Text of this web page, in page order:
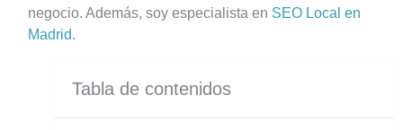
negocio. Además, soy especialista en SEO Local en
Madrid.
Tabla de contenidos